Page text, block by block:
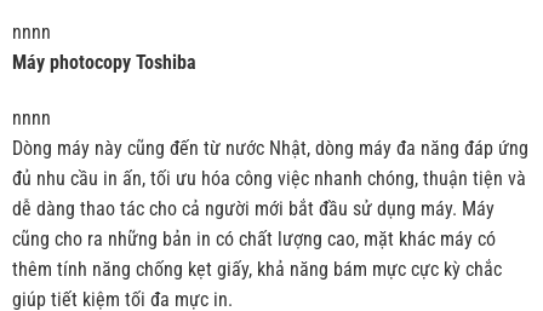
nnnn
Máy photocopy Toshiba
nnnn
Dòng máy này cũng đến từ nước Nhật, dòng máy đa năng đáp ứng
đủ nhu cầu in ấn, tối ưu hóa công việc nhanh chóng, thuận tiện và
dễ dàng thao tác cho cả người mới bắt đầu sử dụng máy. Máy
cũng cho ra những bản in có chất lượng cao, mặt khác máy có
thêm tính năng chống kẹt giấy, khả năng bám mực cực kỳ chắc
giúp tiết kiệm tối đa mực in.